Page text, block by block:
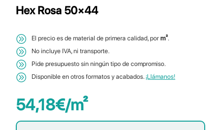
Hex Rosa 50×44
El precio es de material de primera calidad, porm².
No incluye IVA, ni transporte.
Pide presupuesto sin ningún tipo de compromiso.
Disponible en otros formatos y acabados. ¡Llámanos!
54,18€/m²